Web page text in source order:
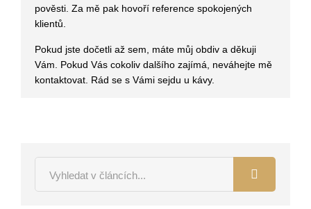
pověsti. Za mě pak hovoří reference spokojených
klientů.
Pokud jste dočetli až sem, máte můj obdiv a děkuji
Vám. Pokud Vás cokoliv dalšího zajímá, neváhejte mě
kontaktovat. Rád se s Vámi sejdu u kávy.